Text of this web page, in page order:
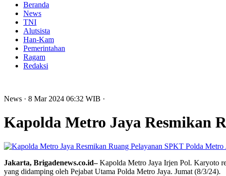
Beranda
News
TNI
Alutsista
Han-Kam
Pemerintahan
Ragam
Redaksi
News · 8 Mar 2024 06:32 WIB ·
Kapolda Metro Jaya Resmikan
Jakarta, Brigadenews.co.id–Kapolda Metro Jaya Irjen Pol. Karyoto
yang didamping oleh Pejabat Utama Polda Metro Jaya. Jumat (8/3/24).